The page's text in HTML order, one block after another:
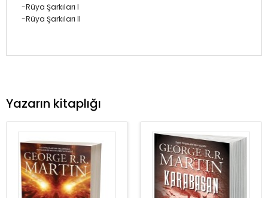
-Rüya Şarkıları I
-Rüya Şarkıları II
Yazarın kitaplığı